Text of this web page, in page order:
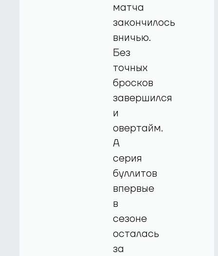
матча
закончилось
вничью.
Без
точных
бросков
завершился
и
овертайм.
А
серия
буллитов
впервые
в
сезоне
осталась
за